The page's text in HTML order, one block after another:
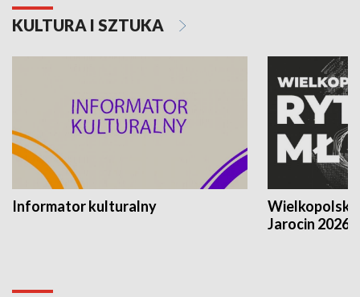
KULTURA I SZTUKA
Informator kulturalny
Jarocin 2026